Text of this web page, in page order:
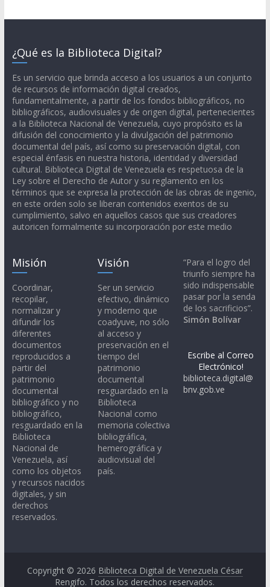
¿Qué es la Biblioteca Digital?
Es un servicio que brinda acceso a los usuarios a un conjunto
de recursos de información digital creados,
fundamentalmente, a partir de los fondos bibliográficos, no
bibliográficos, audiovisuales y de origen digital, pertenecientes
a la Biblioteca Nacional de Venezuela, cuyo propósito es la
difusión del conocimiento y la divulgación del patrimonio
documental del país, así como su preservación digital, con
especial énfasis en nuestra historia, identidad y diversidad
cultural. Biblioteca Digital de Venezuela es respetuosa de la
Ley sobre el Derecho de Autor y su reglamento en los
términos que se expresa la protección de las obras de ingenio,
en este orden solo se liberan contenidos exentos de su
cumplimiento, salvo en aquellos casos que sus creadores
autoricen formalmente su incorporación por este medio
Misión
Coordinar,
recopilar,
normalizar y
difundir los
diferentes
documentos
reproducidos a
partir del
patrimonio
documental
bibliográfico y no
bibliográfico,
resguardado en la
Biblioteca
Nacional de
Venezuela, así
como los objetos
y recursos nacidos
digitales, y sin
derechos
reservados.
Visión
Ser un servicio
efectivo, dinámico
y moderno que
coadyuve, no sólo
al acceso y
preservación en el
tiempo del
patrimonio
documental
resguardado en la
Biblioteca
Nacional como
memoria colectiva
bibliográfica,
hemerográfica y
audiovisual del
país.
“Para el logro del
triunfo siempre ha
sido indispensable
pasar por la senda
de los sacrificios”.
Simón Bolívar
Escribe al Correo
Electrónico!
biblioteca.digital@
bnv.gob.ve
Copyright © 2026 Biblioteca Digital de Venezuela César
Rengifo. Todos los derechos reservados.